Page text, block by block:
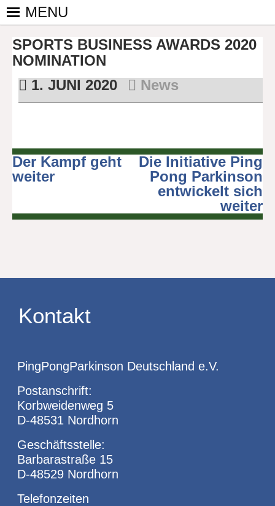
Skip
PINGPONGPARKINSON
DEUTSCHLAND E. V.
ist der
bundesweite
Zusammenschluss
kooperierenden
Vereinen und
Mittel Tischtennis
– überwiegend
ehrenamtlich um
deren Angehörige
MENU
SPORTS BUSINESS AWARDS 2020
NOMINATION
1. JUNI 2020
News
Beitragsnavigation
Der Kampf geht
weiter
Die Initiative Ping
Pong Parkinson
entwickelt sich
weiter
Kontakt
PingPongParkinson Deutschland e.V.
Postanschrift:
Korbweidenweg 5
D-48531 Nordhorn
Geschäftsstelle:
Barbarastraße 15
D-48529 Nordhorn
Telefonzeiten